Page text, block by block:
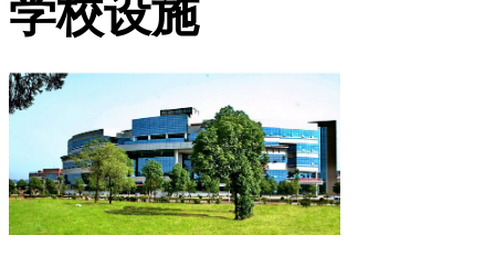
学校设施